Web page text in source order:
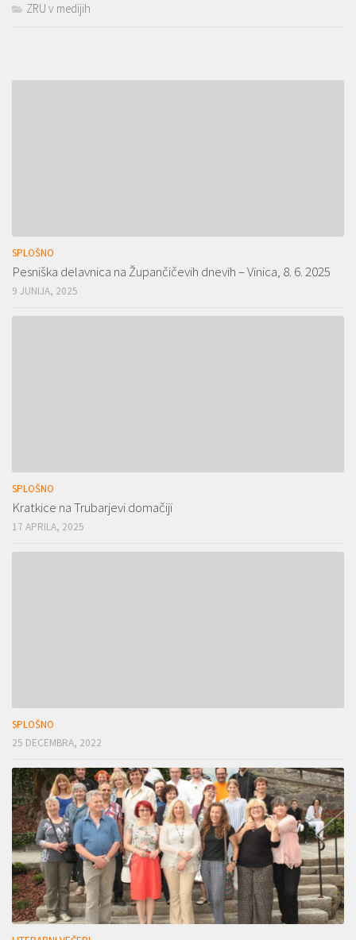
ZRU v medijih
SPLOŠNO
Pesniška delavnica na Župančičevih dnevih – Vinica, 8. 6. 2025
9 JUNIJA, 2025
SPLOŠNO
Kratkice na Trubarjevi domačiji
17 APRILA, 2025
SPLOŠNO
25 DECEMBRA, 2022